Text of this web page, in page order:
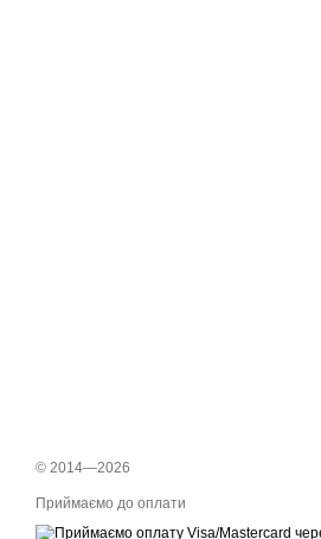
© 2014—2026
Приймаємо до оплати